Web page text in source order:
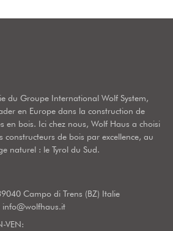
du Groupe International Wolf System,
en Europe dans la construction de
en bois. Ici chez nous, Wolf Haus a choisi
constructeurs de bois par excellence, au
naturel : le Tyrol du Sud.
Campo di Trens (BZ) Italie
info@wolfhaus.it
VEN: